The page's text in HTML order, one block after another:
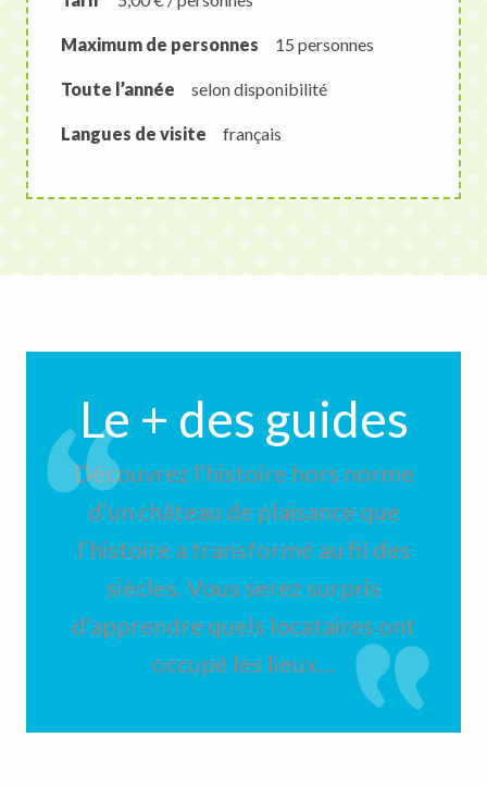
Maximum de personnes 15 personnes
Toute l’année selon disponibilité
Langues de visite français
Le + des guides
Découvrez l’histoire hors norme
d’un château de plaisance que
l’histoire a transformé au fil des
siècles. Vous serez surpris
d’apprendre quels locataires ont
occupé les lieux…